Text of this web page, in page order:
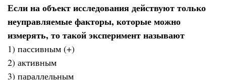
Если на объект исследования действуют только
неуправляемые факторы, которые можно
измерять, то такой эксперимент называют
1) пассивным (+)
2) активным
3) параллельным